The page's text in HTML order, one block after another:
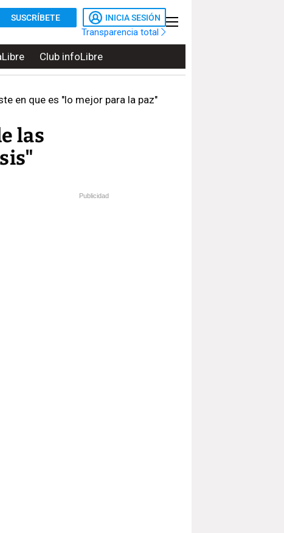
SUSCRÍBETE INICIA SESIÓN
Transparencia total
Club infoLibre
en que es "lo mejor para la paz"
las
Publicidad